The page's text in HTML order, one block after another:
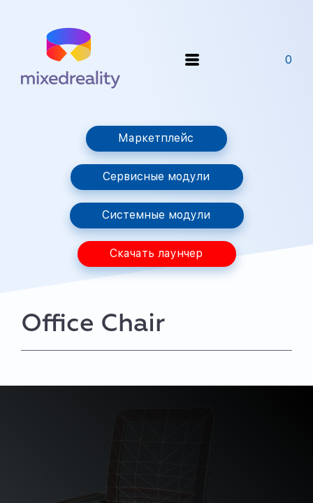
0
Маркетплейс
Сервисные модули
Системные модули
Скачать лаунчер
Office Chair